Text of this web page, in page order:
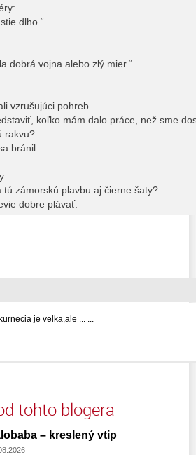
dlho.“
dobrá vojna alebo zlý mier.“
vzrušujúci pohreb.
koľko mám dalo práce, než sme
rakvu?
bránil.
tú zámorskú plavbu aj čierne šaty?
dobre plávať.
je velka,ale ... ...
tohto blogera
– kreslený vtip